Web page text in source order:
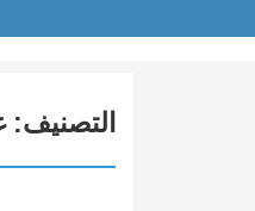
التصنيف: